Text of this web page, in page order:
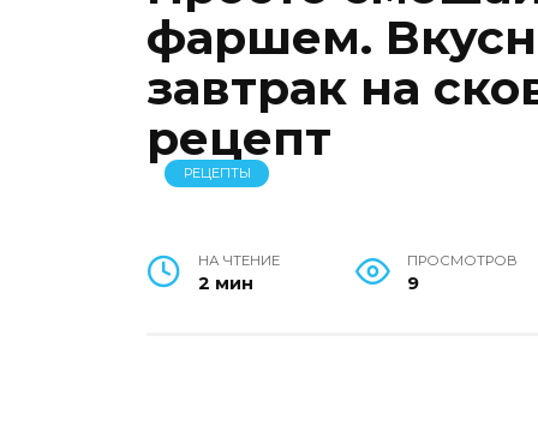
фаршем.
завтрак на
рецепт
РЕЦЕПТЫ
НА ЧТЕНИЕ
2 мин
ПРОСМОТРОВ
9